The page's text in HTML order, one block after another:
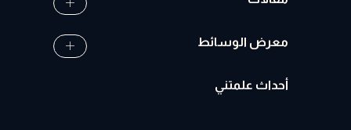
معرض الوسائط
أحداث علمتني